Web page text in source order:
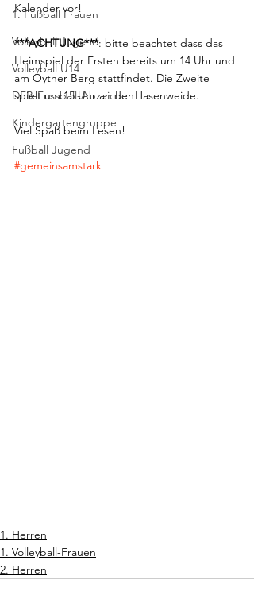
1. Fußball Frauen
Volleyball Jugend
Volleyball U14
DFB-Fussball-Abzeichen
Kindergartengruppe
Fußball Jugend
Kalender vor!
***ACHTUNG***: bitte beachtet dass das
Heimspiel der Ersten bereits um 14 Uhr und
am Oyther Berg stattfindet. Die Zweite
spielt um 15 Uhr an der Hasenweide.
Viel Spaß beim Lesen!
#gemeinsamstark
1. Herren
1. Volleyball-Frauen
2. Herren